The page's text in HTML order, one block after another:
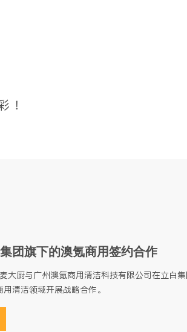
！
团旗下的澳氪商用签约合作
厨与广州澳氪商用清洁科技有限公司在立白集
清洁领域开展战略合作。